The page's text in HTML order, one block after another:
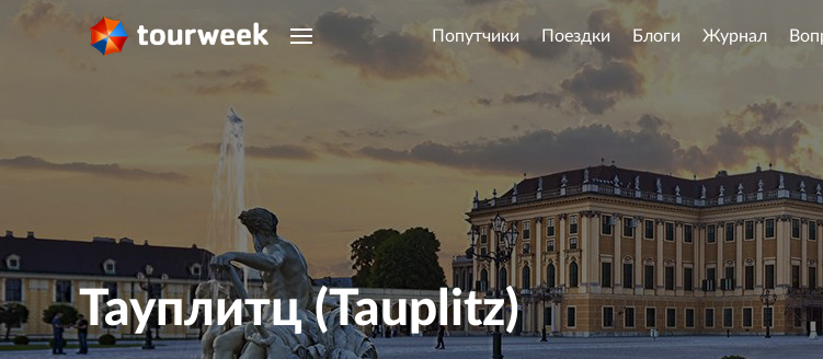
Попутчики Поездки Блоги Журнал
Тауплитц (Tauplitz)